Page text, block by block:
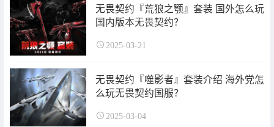
无畏契约『荒狼之颚』套装 国外怎么玩
国内版本无畏契约？
2025-03-21
无畏契约『噬影者』套装介绍 海外党怎
么玩无畏契约国服？
2025-03-04